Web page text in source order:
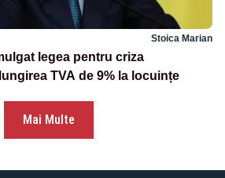
Stoica Marian
legea pentru criza
TVA de 9% la locuințe
Mai Multe